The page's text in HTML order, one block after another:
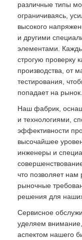
различные типы
ограничиваясь,
высокого
и другими
элементами.
строгую проверку
производства, от
тестирования,
попадает на рынок.
Наш фабрик,
и технологиями,
эффективности
высочайшее
инженеры и
что позволяет
рыночные
решения для
Сервисное
уделяем
аспектом нашего